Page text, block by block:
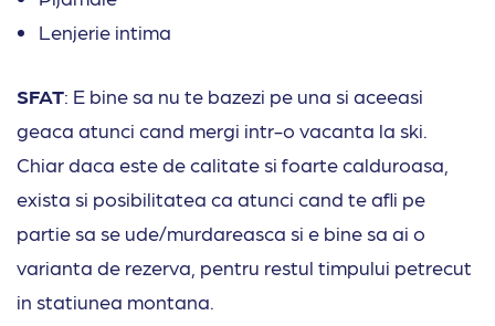
Lenjerie intima
SFAT: E bine sa nu te bazezi pe una si aceeasi
geaca atunci cand mergi intr-o vacanta la ski.
Chiar daca este de calitate si foarte calduroasa,
exista si posibilitatea ca atunci cand te afli pe
partie sa se ude/murdareasca si e bine sa ai o
varianta de rezerva, pentru restul timpului petrecut
in statiunea montana.